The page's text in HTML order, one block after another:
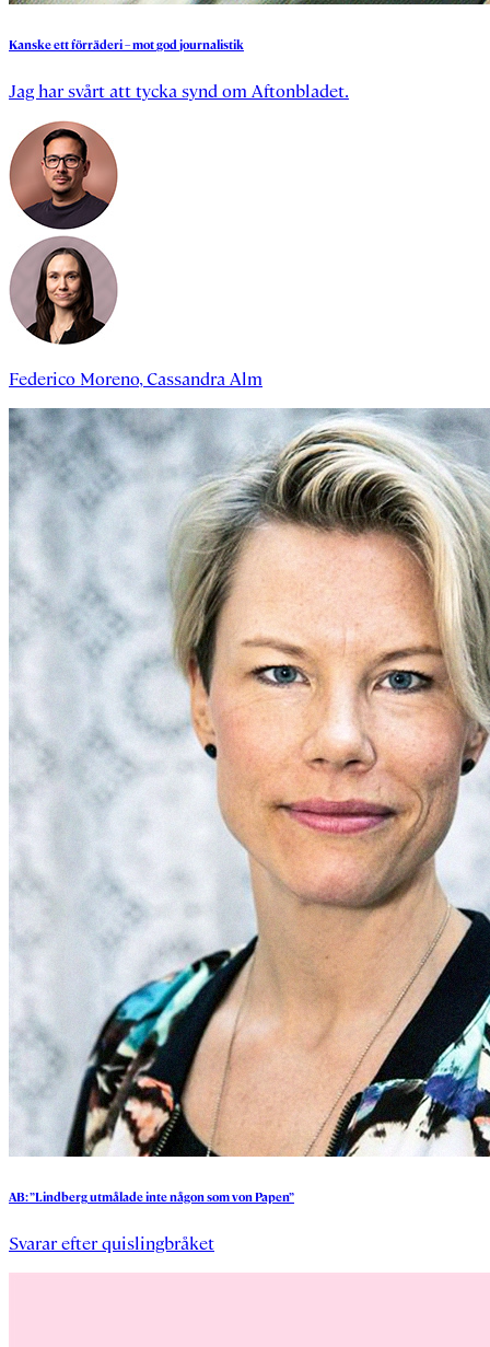
Kanskeettförräderi–motgod journalistik
Jag har svårt att tycka synd om Aftonbladet.
Federico Moreno,Cassandra Alm
AB:”LindbergutmåladeintenågonsomvonPapen”
Svarar efter quislingbråket